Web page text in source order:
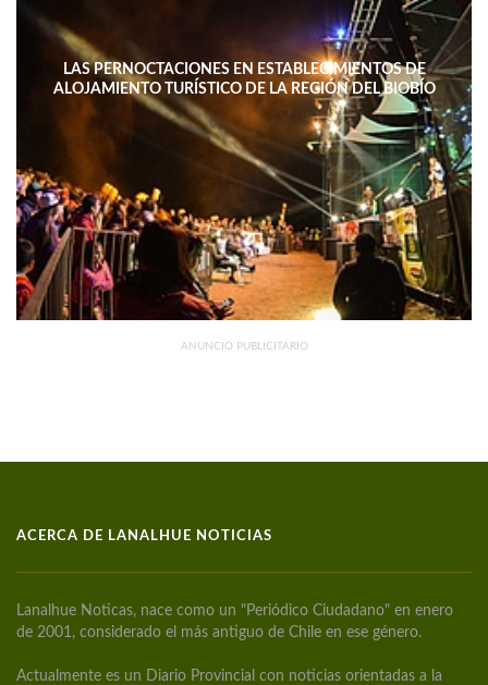
LAS PERNOCTACIONES EN ESTABLECIMIENTOS DE
ALOJAMIENTO TURÍSTICO DE LA REGIÓN DEL BIOBÍO
DISMINUYERON 15,4% INTERANUAL
ANUNCIO PUBLICITARIO
ACERCA DE LANALHUE NOTICIAS
Lanalhue Noticas, nace como un "Periódico Ciudadano" en enero
de 2001, considerado el más antiguo de Chile en ese género.
Actualmente es un Diario Provincial con noticias orientadas a la